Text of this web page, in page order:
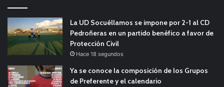
La UD Socuéllamos se impone por 2-1 al CD
Pedroñeras en un partido benéfico a favor de
Protección Civil
Hace 18 segundos
Ya se conoce la composición de los Grupos
de Preferente y el calendario